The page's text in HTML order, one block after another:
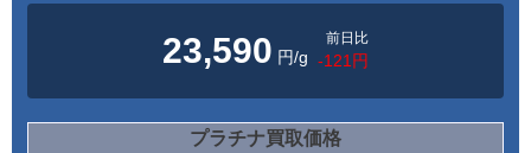
23,590 円/g
前日比
-121円
プラチナ買取価格